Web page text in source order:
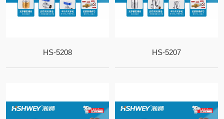
HS-5208 HS-5207